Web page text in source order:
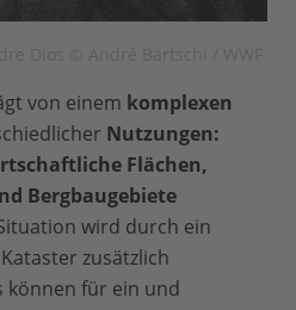
von einem komplexen
Nutzungen:
Flächen,
Bergbaugebiete
wird durch ein
zusätzlich
können für ein und